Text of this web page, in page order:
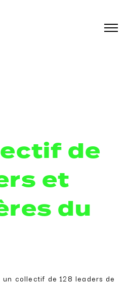
de
et
du
un collectif de 128 leaders de